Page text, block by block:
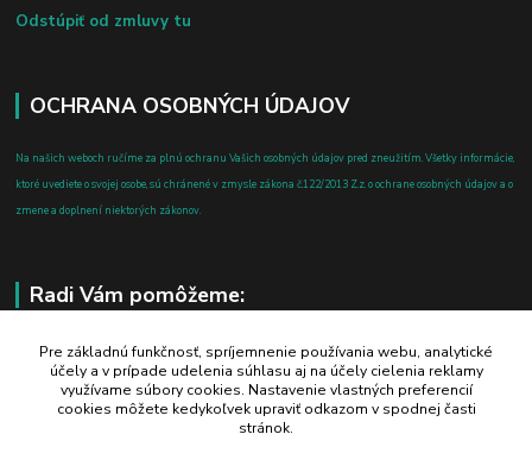
Odstúpiť od zmluvy tu
OCHRANA OSOBNÝCH ÚDAJOV
Na našich weboch ručíme za plnú ochranu Vašich osobných údajov pred zneužitím. Všetky informácie,
ktoré uvediete o svojej osobe, sú chránené v zmysle zákona č.122/2013 Z.z. o ochrane osobných údajov a o
zmene a doplnení niektorých zákonov.
Radi Vám pomôžeme:
+421 908 700 612
po-pia: 8.00 - 16.00
business@jtf.sk
Pre základnú funkčnosť, spríjemnenie používania webu, analytické
účely a v prípade udelenia súhlasu aj na účely cielenia reklamy
využívame súbory cookies. Nastavenie vlastných preferencií
cookies môžete kedykoľvek upraviť odkazom v spodnej časti
stránok.